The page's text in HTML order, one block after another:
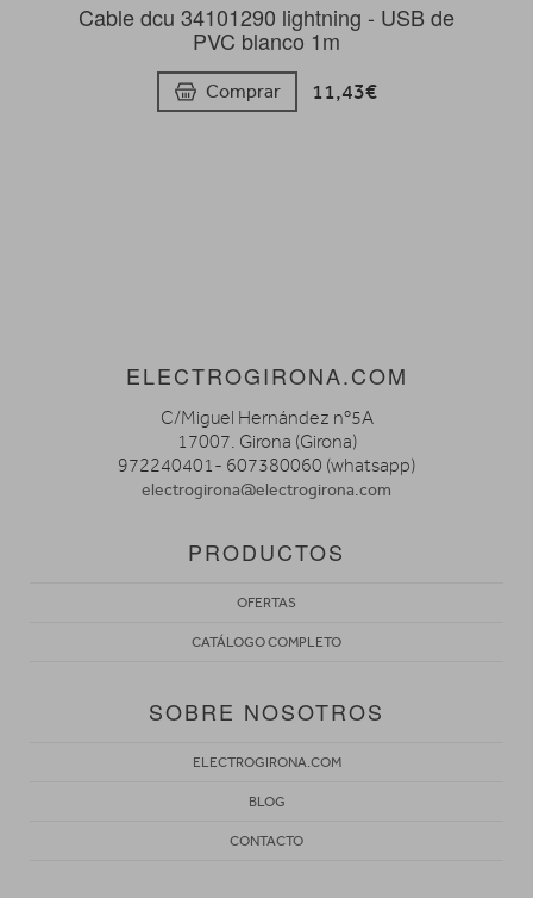
Cable dcu 34101290 lightning - USB de
PVC blanco 1m
Comprar 11,43€
ELECTROGIRONA.COM
C/Miguel Hernández nº5A
17007. Girona (Girona)
972240401- 607380060 (whatsapp)
electrogirona@electrogirona.com
PRODUCTOS
OFERTAS
CATÁLOGO COMPLETO
SOBRE NOSOTROS
ELECTROGIRONA.COM
BLOG
CONTACTO